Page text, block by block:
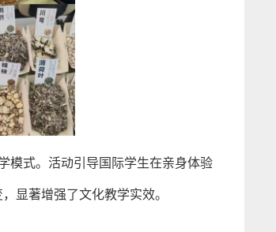
模式。活动引导国际学生在亲身体验
显著增强了文化教学实效。